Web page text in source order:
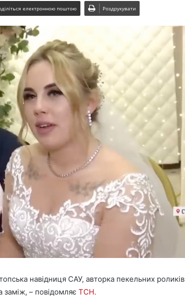
електронною поштою Роздрукувати
навідниця САУ, авторка пекельних роликів
заміж, – повідомляє ТСН.